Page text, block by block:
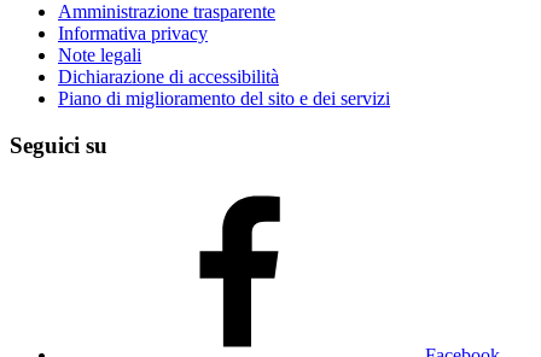
Amministrazione trasparente
Informativa privacy
Note legali
Dichiarazione di accessibilità
Piano di miglioramento del sito e dei servizi
Seguici su